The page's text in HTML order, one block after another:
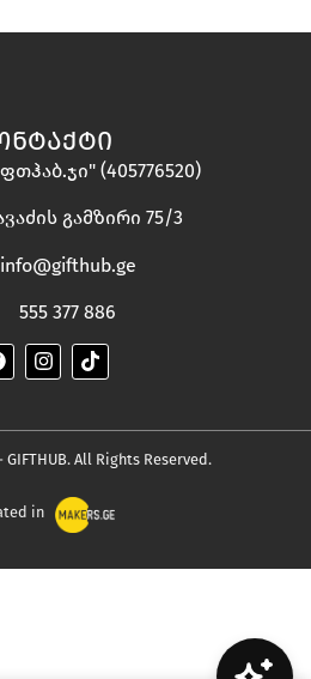
(405776520)
გამზირი 75/3
info@gifthub.ge
555 377 886
All Rights Reserved.
in